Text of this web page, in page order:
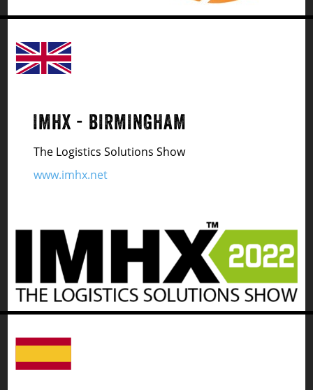
IMHX - BIRMINGHAM
The Logistics Solutions Show
www.imhx.net